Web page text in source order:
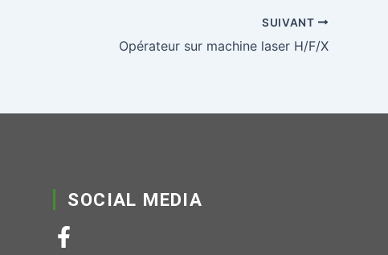
SUIVANT
Opérateur sur machine laser H/F/X
SOCIAL MEDIA
F